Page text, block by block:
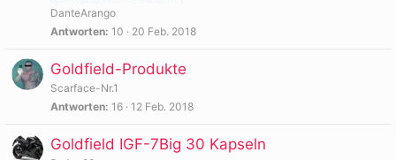
DanteArango
Antworten 10 20 Feb. 2018
Goldfield-Produkte
Scarface-Nr.1
Antworten 16 12 Feb. 2018
Goldfield IGF-7Big 30 Kapseln